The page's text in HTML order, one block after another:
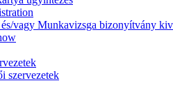
vagy Munkavizsga bizonyítvány
szervezetek